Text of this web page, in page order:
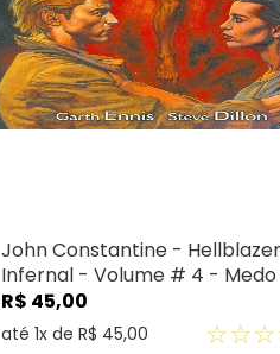
John Constantine -
Infernal - Volume # 4 - Medo
Delírio (1ª Edição)
R$ 45,00
até 1x de R$ 45,00 ☆☆☆